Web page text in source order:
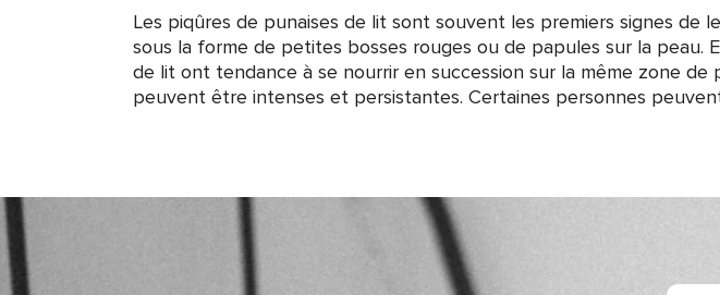
Les piqûres de punaises de lit sont souvent les premiers signes de
sous la forme de petites bosses rouges ou de papules sur la peau.
de lit ont tendance à se nourrir en succession sur la même zone
peuvent être intenses et persistantes. Certaines personnes